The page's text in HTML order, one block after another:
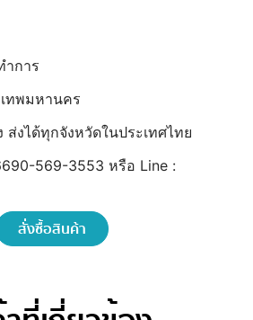
การ
ทพมหานคร
งได้ทุกจังหวัดในประเทศไทย
569-3553 หรือ Line :
สั่งซื้อสินค้า